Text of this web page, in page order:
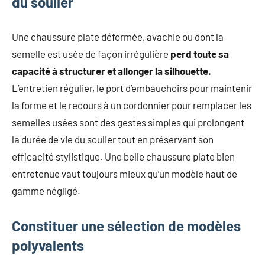
Une chaussure plate déformée, avachie ou dont la
semelle est usée de façon irrégulière perd toute sa
capacité à structurer et allonger la silhouette.
L’entretien régulier, le port d’embauchoirs pour maintenir
la forme et le recours à un cordonnier pour remplacer les
semelles usées sont des gestes simples qui prolongent
la durée de vie du soulier tout en préservant son
efficacité stylistique. Une belle chaussure plate bien
entretenue vaut toujours mieux qu’un modèle haut de
gamme négligé.
Constituer une sélection de modèles
polyvalents